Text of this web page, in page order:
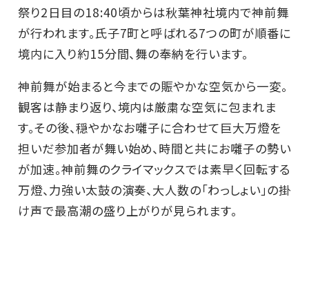
祭り2日目の18:40頃からは秋葉神社境内で神前舞
が行われます。氏子7町と呼ばれる7つの町が順番に
境内に入り約15分間、舞の奉納を行います。
神前舞が始まると今までの賑やかな空気から一変。
観客は静まり返り、境内は厳粛な空気に包まれま
す。その後、穏やかなお囃子に合わせて巨大万燈を
担いだ参加者が舞い始め、時間と共にお囃子の勢い
が加速。神前舞のクライマックスでは素早く回転する
万燈、力強い太鼓の演奏、大人数の「わっしょい」の掛
け声で最高潮の盛り上がりが見られます。